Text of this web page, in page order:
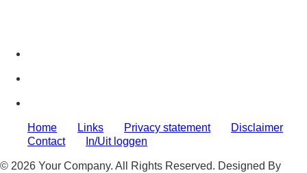
Home Links Privacy statement
Disclaimer
Contact
In/Uit loggen
© 2026 Your Company. All Rights Reserved. Designed By